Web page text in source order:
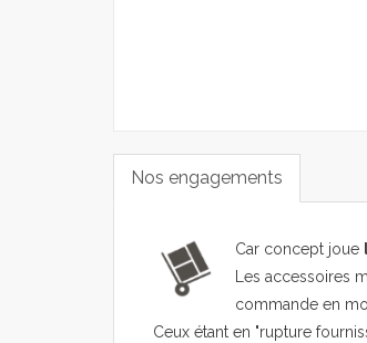
Nos engagements
Car concept joue
Les accessoires
commande en
Ceux étant en "rupture